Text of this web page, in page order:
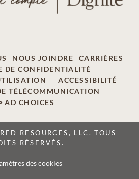
NOUS JOINDRE
CARRIÈRES
DE CONFIDENTIALITÉ
ACCESSIBILITÉ
TÉLÉCOMMUNICATION
AD CHOICES
RESOURCES, LLC. TOUS
RÉSERVÉS.
des cookies